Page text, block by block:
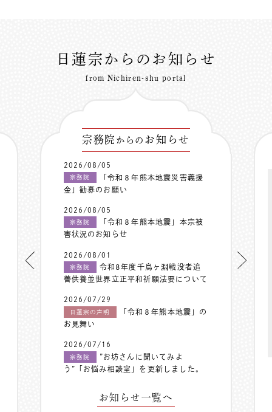
日蓮宗からのお知らせ
from Nichiren-shu portal
宗務院 からの お知らせ
2026/08/05
宗務院
「令和８年熊本地震災害義援
金」勧募のお願い
2026/08/05
宗務院
「令和８年熊本地震」本宗被
害状況のお知らせ
2026/08/01
宗務院
令和8年度千鳥ヶ淵戦没者追
善供養並世界立正平和祈願法要について
2026/07/29
日蓮宗の声明
「令和８年熊本地震」の
お見舞い
2026/07/16
宗務院
”お坊さんに聞いてみよ
う”「お悩み相談室」を更新しました。
お知らせ一覧へ